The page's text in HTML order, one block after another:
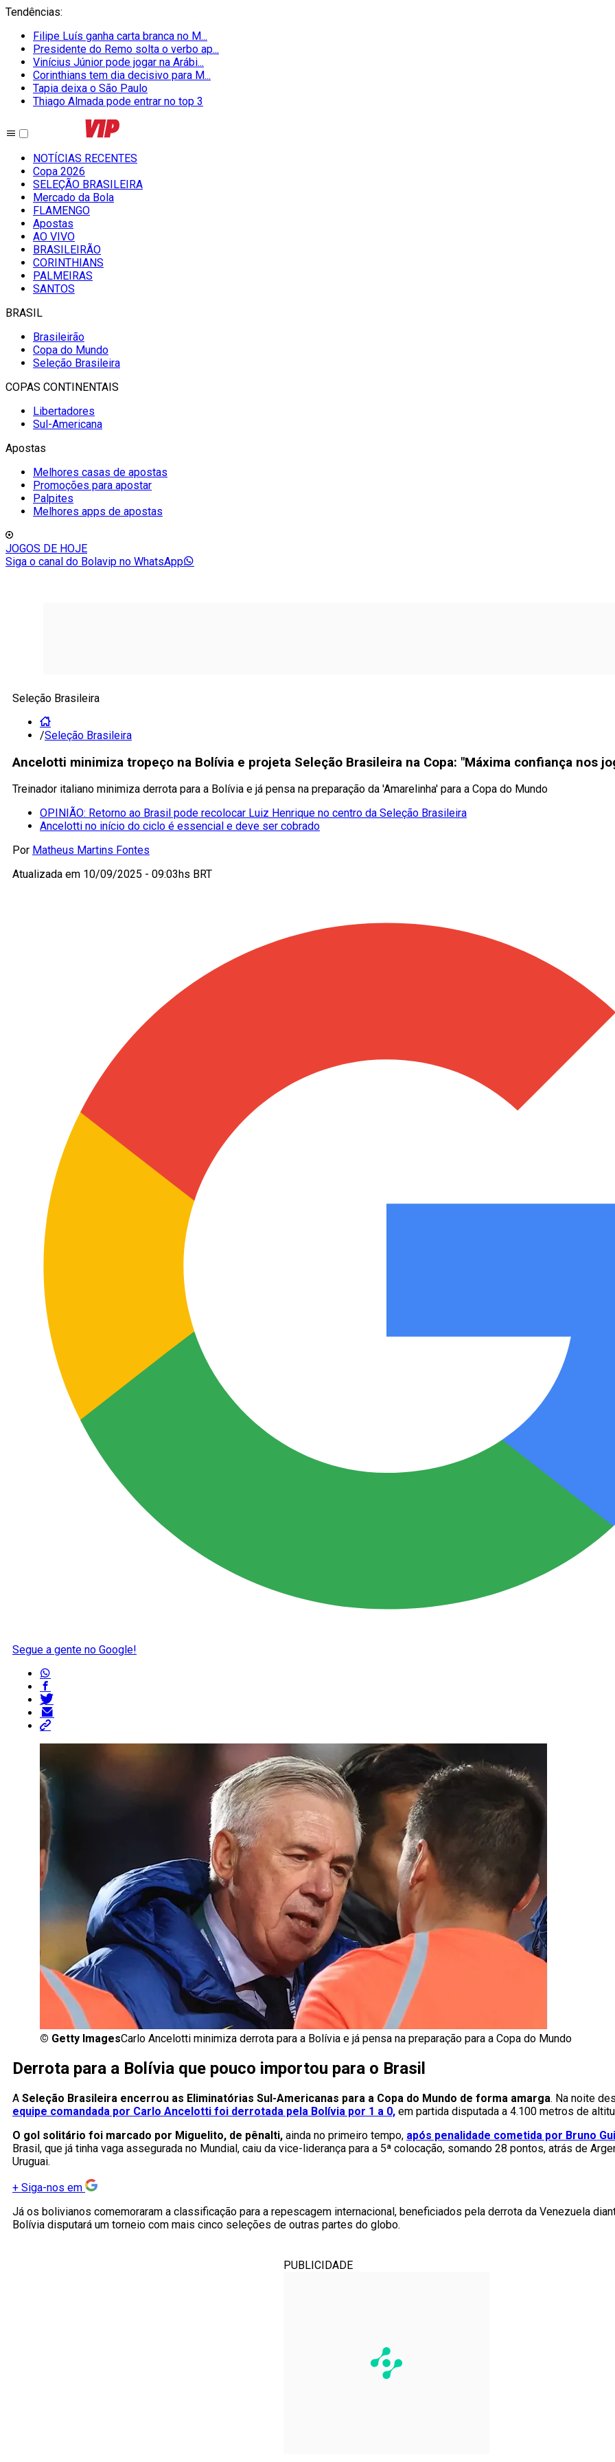
Tendências:
Filipe Luís ganha carta branca no M...
Presidente do Remo solta o verbo ap...
Vinícius Júnior pode jogar na Arábi...
Corinthians tem dia decisivo para M...
Tapia deixa o São Paulo
Thiago Almada pode entrar no top 3
NOTÍCIAS RECENTES
Copa 2026
SELEÇÃO BRASILEIRA
Mercado da Bola
FLAMENGO
Apostas
AO VIVO
BRASILEIRÃO
CORINTHIANS
PALMEIRAS
SANTOS
BRASIL
Brasileirão
Copa do Mundo
Seleção Brasileira
COPAS CONTINENTAIS
Libertadores
Sul-Americana
Apostas
Melhores casas de apostas
Promoções para apostar
Palpites
Melhores apps de apostas
JOGOS DE HOJE
Siga o canal do Bolavip no WhatsApp
Seleção Brasileira
/Seleção Brasileira
Ancelotti minimiza tropeço na Bolívia e projeta Seleção Brasileira na Copa: "Máxima confiança nos
Treinador italiano minimiza derrota para a Bolívia e já pensa na preparação da 'Amarelinha' para a Copa do Mundo
OPINIÃO: Retorno ao Brasil pode recolocar Luiz Henrique no centro da Seleção Brasileira
Ancelotti no início do ciclo é essencial e deve ser cobrado
Por Matheus Martins Fontes
Atualizada em 10/09/2025 - 09:03hs BRT
Segue a gente no Google!
© Getty ImagesCarlo Ancelotti minimiza derrota para a Bolívia e já pensa na preparação para a Copa do Mundo
Derrota para a Bolívia que pouco importou para o Brasil
A Seleção Brasileira encerrou as Eliminatórias Sul-Americanas para a Copa do Mundo de forma amarga. Na noite
equipe comandada por Carlo Ancelotti foi derrotada pela Bolívia por 1 a 0, em partida disputada a 4.100 metros de
O gol solitário foi marcado por Miguelito, de pênalti, ainda no primeiro tempo, após penalidade cometida por Bruno
Brasil, que já tinha vaga assegurada no Mundial, caiu da vice-liderança para a 5ª colocação, somando 28 pontos, atrás de
Uruguai.
+ Siga-nos em
Já os bolivianos comemoraram a classificação para a repescagem internacional, beneficiados pela derrota da Venezuela
Bolívia disputará um torneio com mais cinco seleções de outras partes do globo.
PUBLICIDADE